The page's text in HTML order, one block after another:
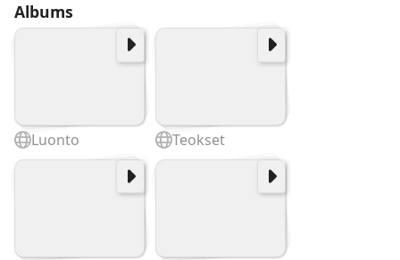
Albums
Luonto Teokset